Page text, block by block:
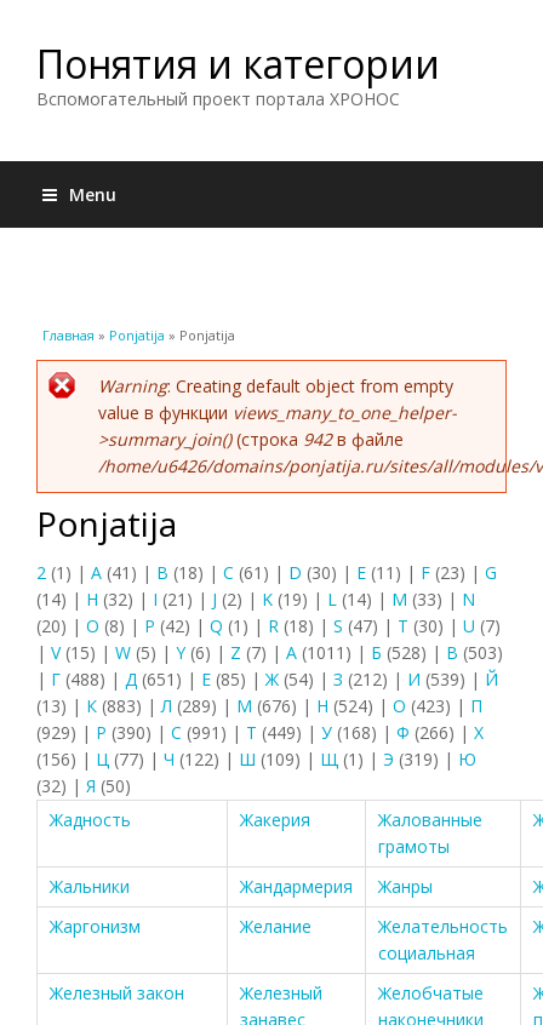
Понятия и категории
Вспомогательный проект портала ХРОНОС
Menu
Вы здесь
Главная » Ponjatija » Ponjatija
Сообщение об ошибке
Warning: Creating default object from empty
value в функции views_many_to_one_helper-
>summary_join()(строка 942в файле
/home/u6426/domains/ponjatija.ru/sites/all/modules/
Ponjatija
2 (1) | A (41) | B (18) | C (61) | D (30) | E (11) | F (23) | G
(14) | H (32) | I (21) | J (2) | K (19) | L (14) | M (33) | N
(20) | O (8) | P (42) | Q (1) | R (18) | S (47) | T (30) | U (7)
| V(15) | W (5) | Y(6) | Z (7) | А (1011) | Б (528) | В (503)
| Г (488) | Д (651) | Е (85) | Ж (54) | З (212) | И (539) | Й
(13) | К (883) | Л (289) | М (676) | Н (524) | О (423) | П
(929) | Р (390) | С (991) | Т (449) | У (168) | Ф (266) | Х
(156) | Ц (77) | Ч (122) | Ш (109) | Щ (1) | Э (319) | Ю
(32) | Я (50)
Жадность
Жакерия
Жалованные
грамоты
Жальники Жандармерия Жанры
Жаргонизм
Желание
Желательность
социальная
Железный закон
Железный
занавес
Желобчатые
наконечники